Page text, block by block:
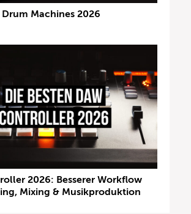
Drum Machines 2026
2026: Besserer Workflow
Mixing & Musikproduktion